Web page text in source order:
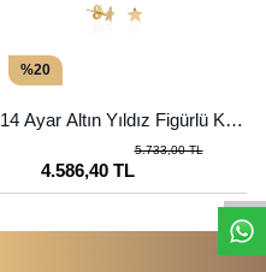
%20
14 Ayar Altın Yıldız Figürlü Küp
4.586,40 TL
5.733,00 TL